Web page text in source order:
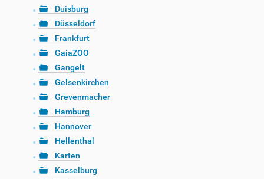
Duisburg
Düsseldorf
Frankfurt
GaiaZOO
Gangelt
Gelsenkirchen
Grevenmacher
Hamburg
Hannover
Hellenthal
Karten
Kasselburg